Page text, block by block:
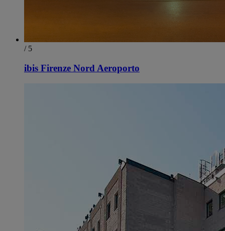
/ 5
ibis Firenze Nord Aeroporto